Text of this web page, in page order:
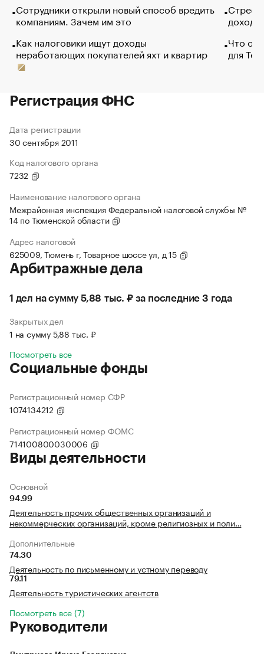
Сотрудники открыли новый способ вредить
компаниям. Зачем им это
Как налоговики ищут доходы
неработающих покупателей яхт и квартир
Что
для
Регистрация ФНС
Дата регистрации
30 сентября 2011
Код налогового органа
7232
Наименование налогового органа
Межрайонная инспекция Федеральной налоговой службы №
14 по Тюменской области
Адрес налоговой
625009, Тюмень г, Товарное шоссе ул, д 15
Арбитражные дела
1 дел на сумму 5,88 тыс. ₽ за последние 3 года
Закрытых дел
1 на сумму 5,88 тыс. ₽
Посмотреть все
Социальные фонды
Регистрационный номер СФР
1074134212
Регистрационный номер ФОМС
714100800030006
Виды деятельности
Основной
94.99
Деятельность прочих общественных организаций и
некоммерческих организаций, кроме религиозных и поли…
Дополнительные
74.30
Деятельность по письменному и устному переводу
79.11
Деятельность туристических агентств
Посмотреть все (7)
Руководители